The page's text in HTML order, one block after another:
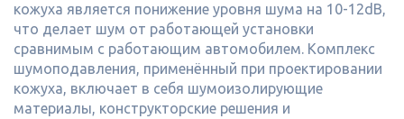
кожуха является понижение уровня шума на 10-12dB,
что делает шум от работающей установки
сравнимым с работающим автомобилем. Комплекс
шумоподавления, применённый при проектировании
кожуха, включает в себя шумоизолирующие
материалы, конструкторские решения и